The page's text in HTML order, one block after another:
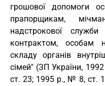
грошової допомоги
прапорщикам,
надстрокової
контрактом, особам
складу органів
сімей" (ЗП України,
ст. 23; 1995 р., № 8, ст.